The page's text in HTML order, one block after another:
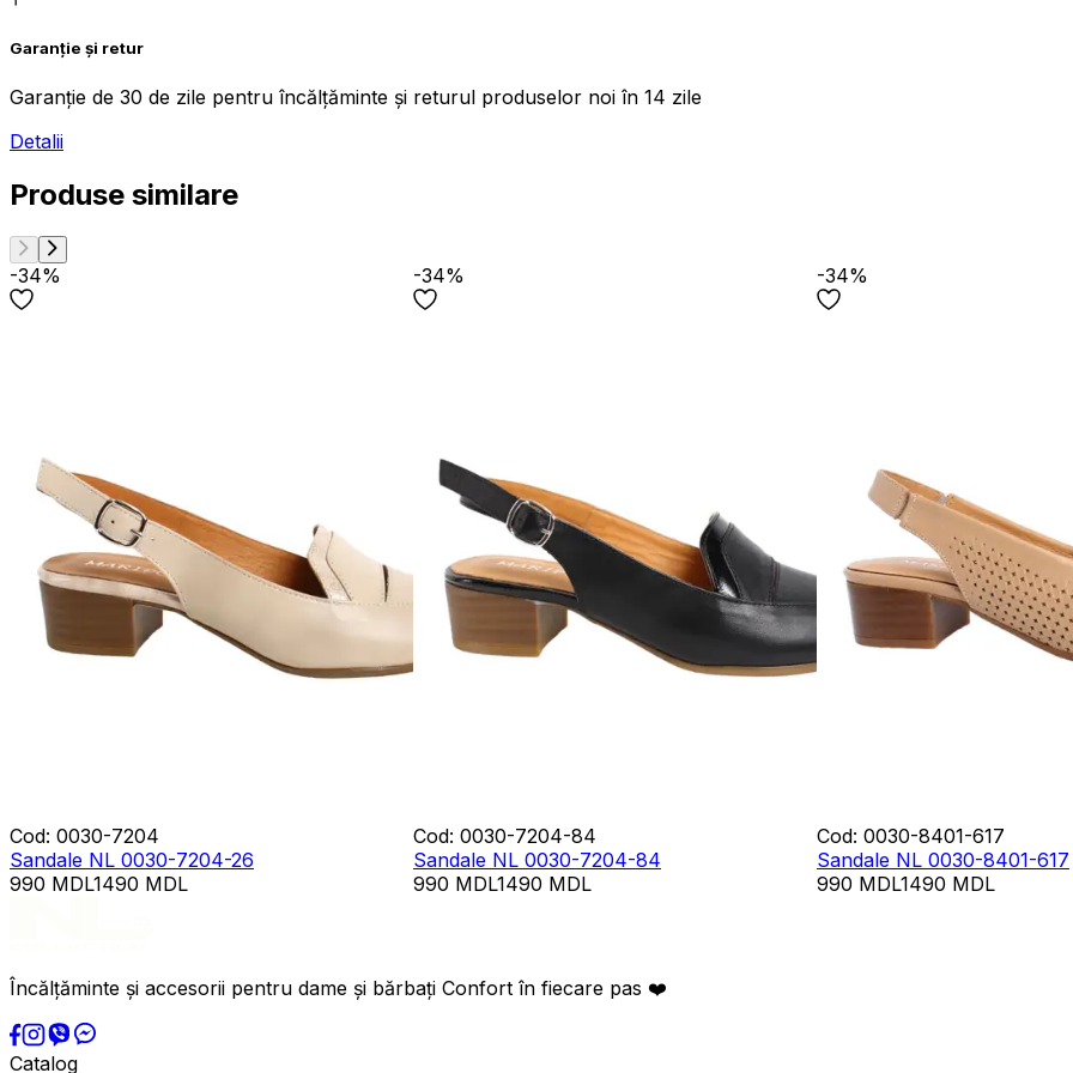
Garanție și retur
Garanție de 30 de zile pentru încălțăminte și returul produselor noi în 14 zile
Detalii
Produse similare
-34%
Cod: 0030-7204
Sandale NL 0030-7204-26
990 MDL1490 MDL
-34%
Cod: 0030-7204-84
Sandale NL 0030-7204-84
990 MDL1490 MDL
-34%
Cod: 0030-8401-617
Sandale NL 0030-8401-617
990 MDL1490 MDL
Încălțăminte și accesorii pentru dame și bărbați Confort în fiecare pas ❤️
Catalog